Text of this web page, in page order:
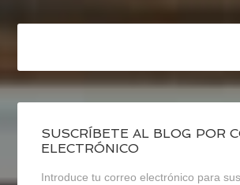
SUSCRÍBETE AL BLOG POR
ELECTRÓNICO
Introduce tu correo electrónico para